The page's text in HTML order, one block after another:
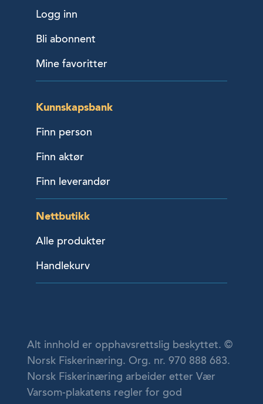
Logg inn
Bli abonnent
Mine favoritter
Kunnskapsbank
Finn person
Finn aktør
Finn leverandør
Nettbutikk
Alle produkter
Handlekurv
Alt innhold er opphavsrettslig beskyttet. ©
Norsk Fiskerinæring. Org. nr. 970 888 683.
Norsk Fiskerinæring arbeider etter Vær
Varsom-plakatens regler for god